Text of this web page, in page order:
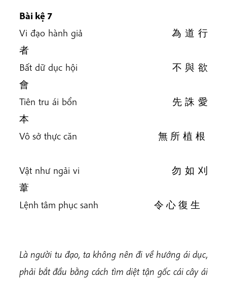
Bài kệ 7
Vi đạo hành giả 為 道 行
者
Bất dữ dục hội 不 與 欲
會
Tiên tru ái bổn 先 誅 愛
本
Vô sở thực căn 無 所 植 根
Vật như ngải vi 勿 如 刈
葦
Lệnh tâm phục sanh 令 心 復 生
Là người tu đạo, ta không nên đi về hướng ái dục,
phải bắt đầu bằng cách tìm diệt tận gốc cái cây ái